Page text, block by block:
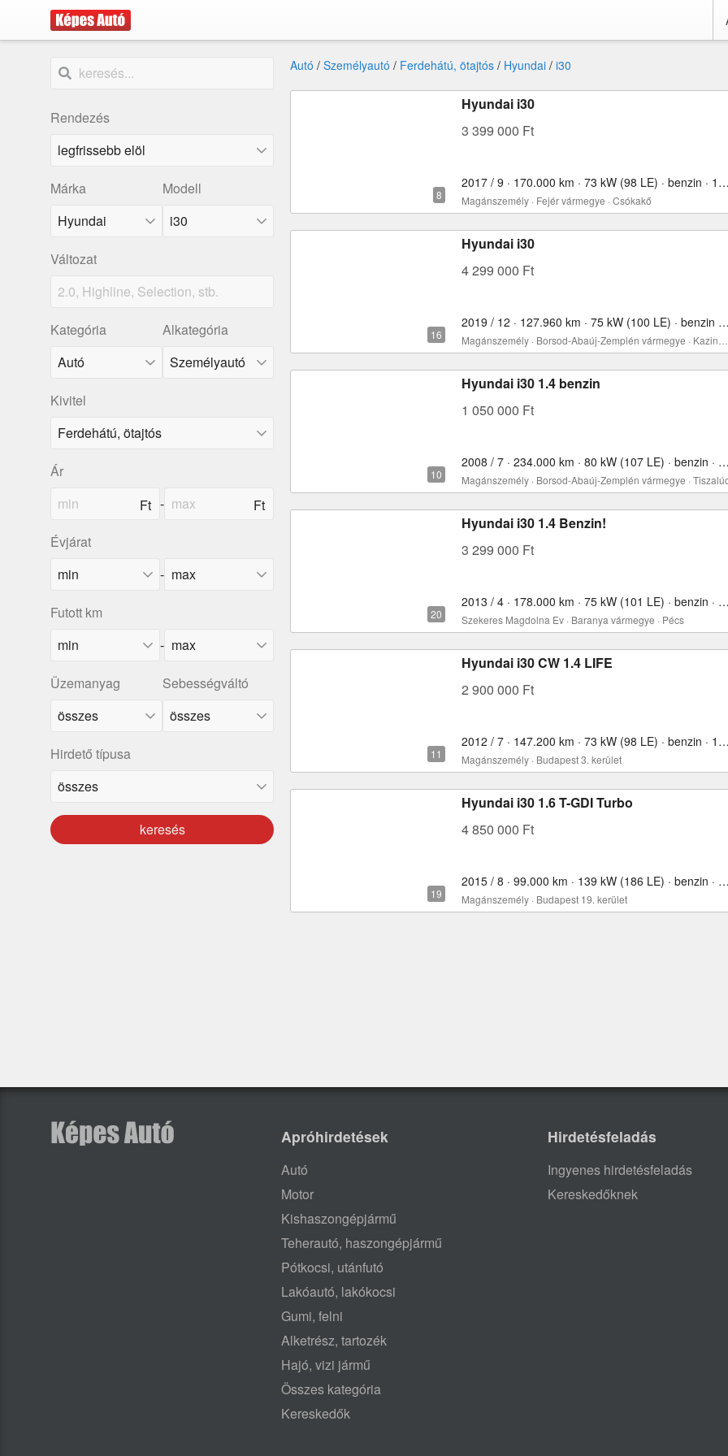
Rendezés
Márka
Hyundai
Modell
i30
Változat
Kategória Alkategória
Kivitel
Ár
-
Évjárat
-
Futott km
-
Üzemanyag Sebességváltó
Hirdető típusa
keresés
Autó / Személyautó / Ferdehátú, ötajtós / Hyundai / i30
Hyundai i30
3 399 000 Ft
2017 / 9 · 170.000 km · 73 kW (98 LE) · benzin · 1368 cm³
Magánszemély · Fejér vármegye · Csókakő
Hyundai i30
4 299 000 Ft
2019 / 12 · 127.960 km · 75 kW (100 LE) · benzin · 1368 cm³
Hyundai i30 1.4 benzin
1 050 000 Ft
2008 / 7 · 234.000 km · 80 kW (107 LE) · benzin · 1399 cm³
Magánszemély · Borsod-Abaúj-Zemplén vármegye ·
Hyundai i30 1.4 Benzin!
3 299 000 Ft
2013 / 4 · 178.000 km · 75 kW (101 LE) · benzin · 1395 cm³
Szekeres Magdolna Ev · Baranya vármegye · Pécs
Hyundai i30 CW 1.4 LIFE
2 900 000 Ft
2012 / 7 · 147.200 km · 73 kW (98 LE) · benzin · 1396 cm³
Magánszemély · Budapest 3. kerület
Hyundai i30 1.6 T-GDI Turbo
4 850 000 Ft
2015 / 8 · 99.000 km · 139 kW (186 LE) · benzin · 1600 cm³
Magánszemély · Budapest 19. kerület
Apróhirdetések
Autó
Motor
Kishaszongépjármű
Teherautó, haszongépjármű
Pótkocsi, utánfutó
Lakóautó, lakókocsi
Gumi, felni
Alketrész, tartozék
Hajó, vizi jármű
Összes kategória
Kereskedők
Hirdetésfeladás
Ingyenes hirdetésfeladás
Kereskedőknek